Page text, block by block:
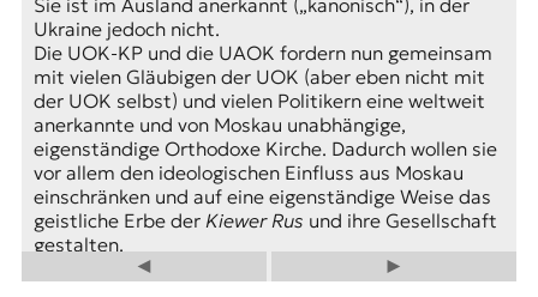
s
u
Ukraine jedoch nicht.
Die UOK-KP und die UAOK fordern nun gemeinsam
mit vielen Gläubigen der UOK (aber eben nicht mit
der UOK selbst) und vielen Politikern eine weltweit
anerkannte und von Moskau unabhängige,
eigenständige Orthodoxe Kirche. Dadurch wollen sie
vor allem den ideologischen Einfluss aus Moskau
einschränken und auf eine eigenständige Weise das
geistliche Erbe der Kiewer Rus und ihre Gesellschaft
gestalten.
◄
►